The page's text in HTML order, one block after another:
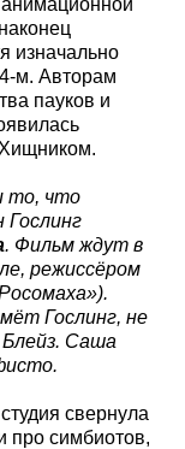
изначально
м. Авторам
пауков и
то, что
. Фильм ждут в
режиссёром
Гослинг, не
Саша
свернула
про симбиотов,